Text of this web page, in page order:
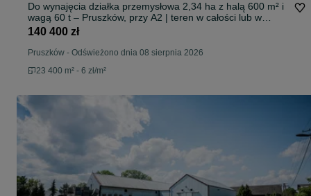
Do wynajęcia działka przemysłowa 2,34 ha z halą 600 m² i
wagą 60 t – Pruszków, przy A2 | teren w całości lub w
części | 6 zł/m²
140 400 zł
Pruszków - Odświeżono dnia 08 sierpnia 2026
23 400 m² - 6 zł/m²